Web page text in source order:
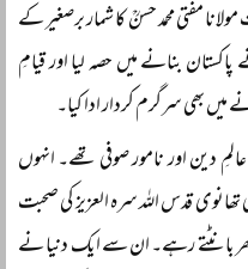
مفتی محمد حسنؒ کا شمار برصغیر کے
بنانے میں حصہ لیا اور قیامِ
بھی سرگرم کردار ادا کیا۔
دین اور نامور صوفی تھے۔ انہوں
قدس اللہ سرہ العزیز کی صحبت
بانٹتے رہے۔ ان سے ایک دنیا نے